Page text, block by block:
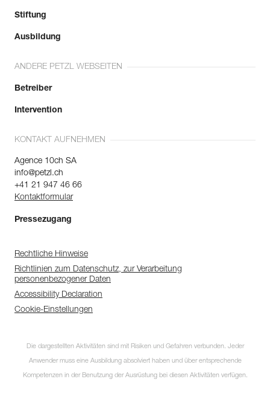
Stiftung
Ausbildung
ANDERE PETZL WEBSEITEN
Betreiber
Intervention
KONTAKT AUFNEHMEN
Agence 10ch SA
info@petzl.ch
+41 21 947 46 66
Kontaktformular
Pressezugang
Rechtliche Hinweise
Richtlinien zum Datenschutz, zur Verarbeitung
personenbezogener Daten
Accessibility Declaration
Cookie-Einstellungen
Die dargestellten Aktivitäten sind mit Risiken und Gefahren verbunden. Jeder
Anwender muss eine Ausbildung absolviert haben und über entsprechende
Kompetenzen in der Benutzung der Ausrüstung bei diesen Aktivitäten verfügen.